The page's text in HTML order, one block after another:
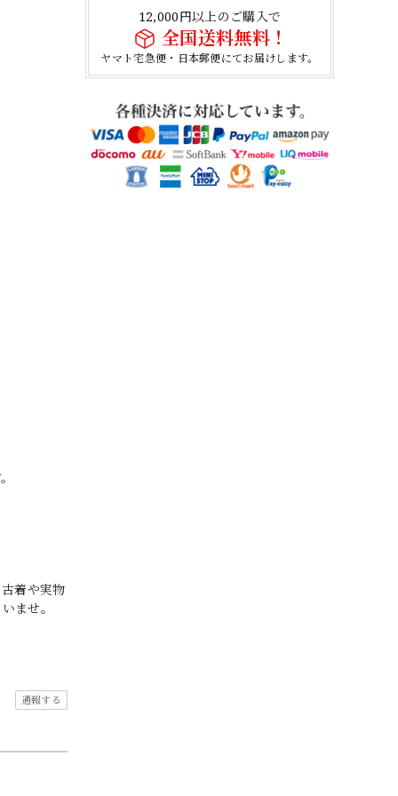
12,000円以上のご購入で
全国送料無料！
ヤマト宅急便・日本郵便にてお届けします。
着や実物
ませ。
通報する